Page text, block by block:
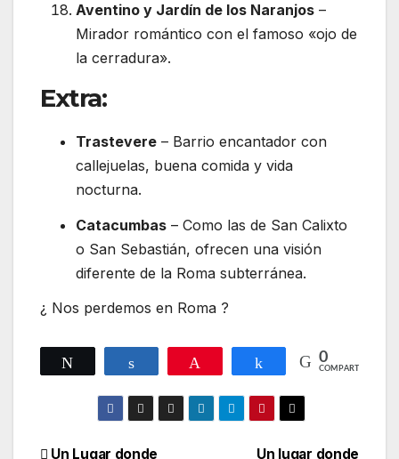
Aventino y Jardín de los Naranjos –
Mirador romántico con el famoso «ojo de
la cerradura».
Extra:
Trastevere – Barrio encantador con
callejuelas, buena comida y vida
nocturna.
Catacumbas – Como las de San Calixto
o San Sebastián, ofrecen una visión
diferente de la Roma subterránea.
¿ Nos perdemos en Roma ?
Twittear Compartir Compartir
0
COMPARTIR
Un lugar donde
Un Lugar donde